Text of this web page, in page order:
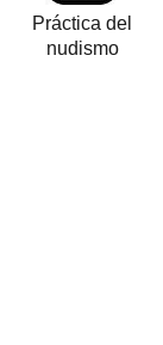
Práctica del
nudismo